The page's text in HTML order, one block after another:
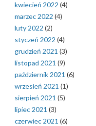
kwiecień 2022 (4)
marzec 2022 (4)
luty 2022 (2)
styczeń 2022 (4)
grudzień 2021 (3)
listopad 2021 (9)
październik 2021 (6)
wrzesień 2021 (1)
sierpień 2021 (5)
lipiec 2021 (3)
czerwiec 2021 (6)